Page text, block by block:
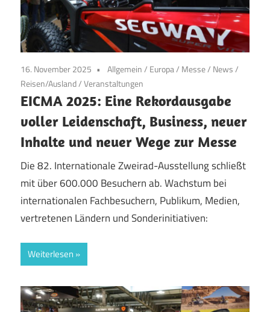
16. November 2025 Allgemein/ Europa/ Messe/ News/
Reisen/Ausland/Veranstaltungen
EICMA 2025: Eine Rekordausgabe
voller Leidenschaft, Business, neuer
Inhalte und neuer Wege zur Messe
Die 82. Internationale Zweirad-Ausstellung schließt
mit über 600.000 Besuchern ab. Wachstum bei
internationalen Fachbesuchern, Publikum, Medien,
vertretenen Ländern und Sonderinitiativen:
Weiterlesen